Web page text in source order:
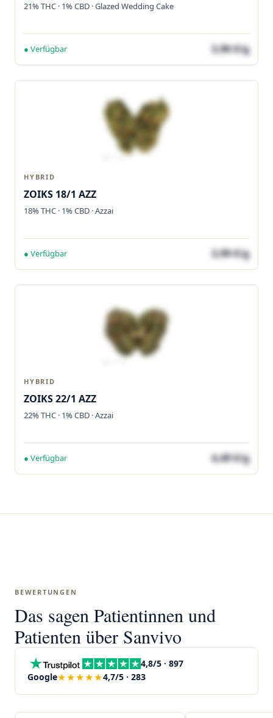
21% THC · 1% CBD · Glazed Wedding Cake
● Verfügbar 3,96 €/g
HYBRID
ZOIKS 18/1 AZZ
18% THC · 1% CBD · Azzai
● Verfügbar 3,99 €/g
HYBRID
ZOIKS 22/1 AZZ
22% THC · 1% CBD · Azzai
● Verfügbar 4,49 €/g
BEWERTUNGEN
Das sagen Patientinnen und
Patienten über Sanvivo
4,8/5 · 897
Google★★★★★4,7/5 · 283